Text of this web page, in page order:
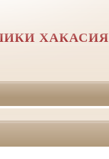
ХАКАСИЯ